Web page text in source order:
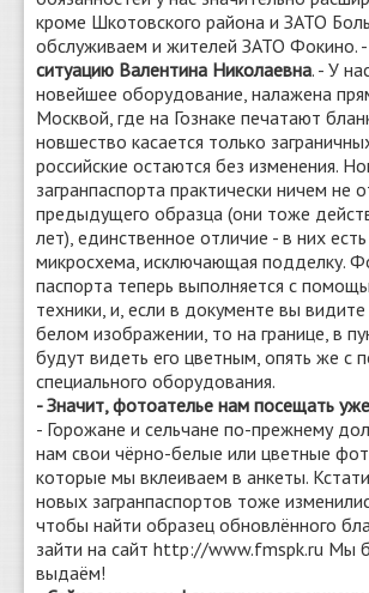
кроме Шкотовского района и ЗАТО
обслуживаем и жителей ЗАТО Фокино. -
ситуацию Валентина Николаевна. - У
новейшее оборудование, налажена
Москвой, где на Гознаке печатают
новшество касается только
российские остаются без изменения.
загранпаспорта практически ничем не
предыдущего образца (они тоже
лет), единственное отличие - в них
микросхема, исключающая подделку.
паспорта теперь выполняется с
техники, и, если в документе вы
белом изображении, то на границе, в
будут видеть его цветным, опять же с
специального оборудования.
- Значит, фотоателье нам посещать
- Горожане и сельчане по-прежнему
нам свои чёрно-белые или цветные
которые мы вклеиваем в анкеты.
новых загранпаспортов тоже
чтобы найти образец обновлённого
зайти на сайт http://www.fmspk.ru Мы
выдаём!